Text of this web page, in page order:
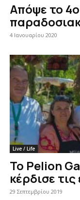
Απόψε το
4 Ιανουαρίου 2020
Live / Life
Το Pelion
κέρδισε
29 Σεπτεμβρίου 2019